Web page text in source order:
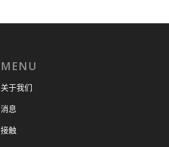
MENU
关于我们
消息
接触